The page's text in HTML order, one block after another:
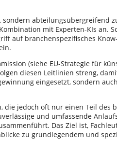
abteilungsübergreifend
mit Experten-KIs an.
auf branchenspezifisches
(siehe EU-Strategie für
diesen Leitlinien streng,
eingesetzt, sondern
jedoch oft nur einen Teil des
und umfassende
Das Ziel ist,
zu grundlegendem und